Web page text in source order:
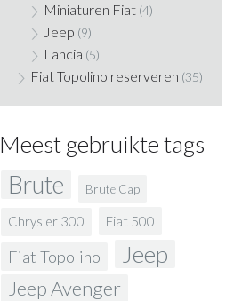
Miniaturen Fiat (4)
Jeep (9)
Lancia (5)
Fiat Topolino reserveren (35)
Meest gebruikte tags
Brute Brute Cap
Chrysler 300 Fiat 500
Fiat Topolino Jeep
Jeep Avenger